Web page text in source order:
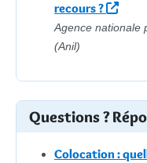
recours ?
Agence nationale
(Anil)
Questions ?
Colocation :